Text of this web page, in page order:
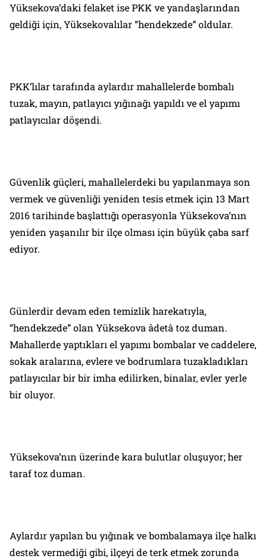
Yüksekova’daki felaket ise PKK ve yandaşlarından
geldiği için, Yüksekovalılar “hendekzede” oldular.
PKK’lılar tarafında aylardır mahallelerde bombalı
tuzak, mayın, patlayıcı yığınağı yapıldı ve el yapımı
patlayıcılar döşendi.
Güvenlik güçleri, mahallelerdeki bu yapılanmaya son
vermek ve güvenliği yeniden tesis etmek için 13 Mart
2016 tarihinde başlattığı operasyonla Yüksekova’nın
yeniden yaşanılır bir ilçe olması için büyük çaba sarf
ediyor.
Günlerdir devam eden temizlik harekatıyla,
“hendekzede” olan Yüksekova âdetâ toz duman.
Mahallerde yaptıkları el yapımı bombalar ve caddelere,
sokak aralarına, evlere ve bodrumlara tuzakladıkları
patlayıcılar bir bir imha edilirken, binalar, evler yerle
bir oluyor.
Yüksekova’nın üzerinde kara bulutlar oluşuyor; her
taraf toz duman.
Aylardır yapılan bu yığınak ve bombalamaya ilçe halkı
destek vermediği gibi, ilçeyi de terk etmek zorunda